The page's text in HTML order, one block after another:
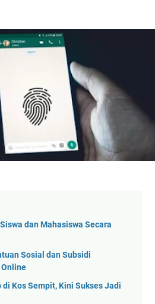
dan Mahasiswa Secara
Sosial dan Subsidi
di Kos Sempit, Kini Sukses Jadi